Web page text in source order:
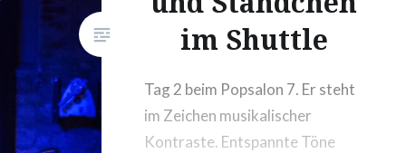
im Shuttle
Tag 2 beim Popsalon 7. Er steht
im Zeichen musikalischer
Kontraste. Entspannte Töne